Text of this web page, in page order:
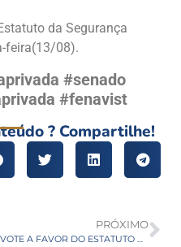
da Segurança
feira(13/08).
#senado
#fenavist
? Compartilhe!
PRÓXIMO